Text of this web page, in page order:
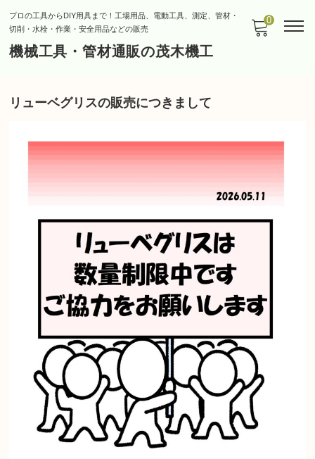
プロの工具からDIY用具まで！工場用品、電動工具、測定、管材・
切削・水栓・作業・安全用品などの販売
機械工具・管材通販の茂木機工
0
リューベグリスの販売につきまして